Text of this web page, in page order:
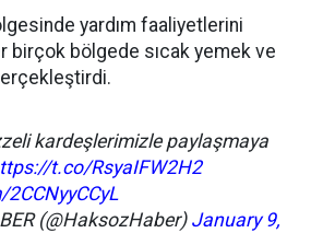
yardım faaliyetlerini
birçok bölgede sıcak yemek ve
kardeşlerimizle paylaşmaya
t.co/RsyaIFW2H2
(@HaksozHaber) January 9,